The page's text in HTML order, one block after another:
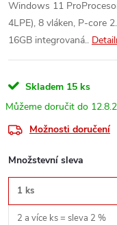
Windows 11
4LPE), 8 vláken, P-core
16GB integrovaná..
Skladem 15 ks
Možnosti doručení
Množstevní sleva
1 ks
2 a více ks = sleva 2 %